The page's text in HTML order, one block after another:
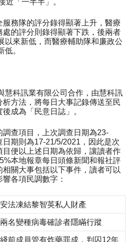
近「一半半」。
務隊的評分錄得顯著上升，醫療
的評分則錄得顯著下跌，後兩者
以來新低，而醫療輔助隊和廉政公
。
慧科訊業有限公司合作，由慧科訊
方法，將每日大事記錄傳送至民
成為「民意日誌」。
查項目，上次調查日期為23-
期則為17-21/5/2021，因此是次
便以上述日期為依歸，讓讀者作
本地報章每日頭條新聞和報社評
關大事包括以下事件，讀者可以
各項民調數字：
法凍結黎智英私人財產
名變種病毒確診者隱瞞行蹤
前成員管有炸藥罪成，判囚12年